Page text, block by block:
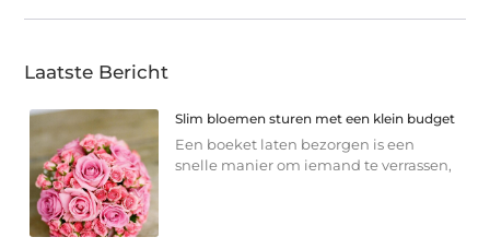
Laatste Bericht
Slim bloemen sturen met een klein budget
Een boeket laten bezorgen is een
snelle manier om iemand te verrassen,